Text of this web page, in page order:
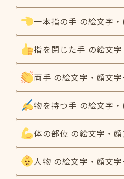
一本指の手 の絵文字
指を閉じた手 の絵文
両手 の絵文字・顔文
物を持つ手 の絵文字
体の部位 の絵文字・
人物 の絵文字・顔文